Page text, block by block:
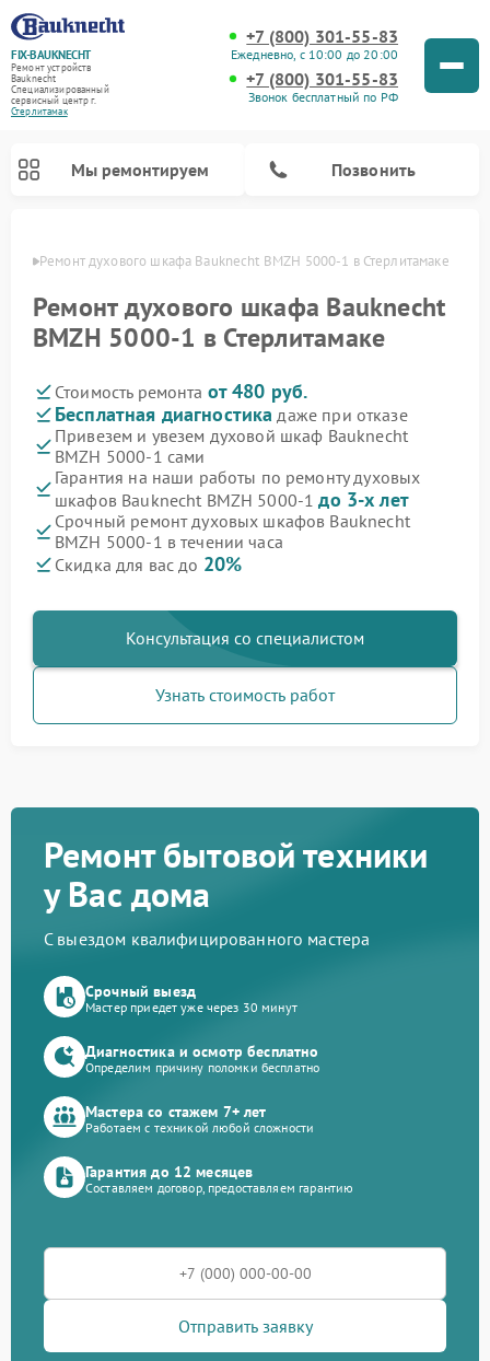
FIX-BAUKNECHT
Ремонт устройств
Bauknecht
Специализированный
cервисный центр г.
Стерлитамак
+7 (800) 301-55-83
Ежедневно, с 10:00 до 20:00
+7 (800) 301-55-83
Звонок бесплатный по РФ
Мы ремонтируем Позвонить
Ремонт духового шкафа Bauknecht BMZH 5000-1 в Стерлитамаке
Ремонт духового шкафа Bauknecht
BMZH 5000-1 в Стерлитамаке
Стоимость ремонта от 480 руб.
Бесплатная диагностика даже при отказе
Привезем и увезем духовой шкаф Bauknecht
BMZH 5000-1 сами
Гарантия на наши работы по ремонту духовых
шкафов Bauknecht BMZH 5000-1до 3-х лет
Срочный ремонт духовых шкафов Bauknecht
BMZH 5000-1 в течении часа
Скидка для вас до 20%
Консультация со специалистом
Узнать стоимость работ
Ремонт бытовой техники
у Вас дома
С выездом квалифицированного мастера
Срочный выезд
Мастер приедет уже через 30 минут
Диагностика и осмотр бесплатно
Определим причину поломки бесплатно
Мастера со стажем 7+ лет
Работаем с техникой любой сложности
Гарантия до 12 месяцев
Составляем договор, предоставляем гарантию
Отправить заявку